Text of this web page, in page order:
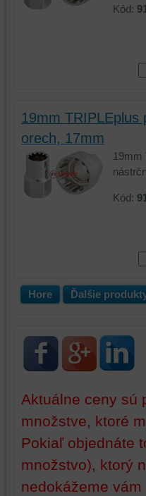
Kód:
19mm TRIPLEplus
orech, 17mm
19mm
Kód:
Hore Ďalšie
Aktuálne ceny sú
množstve, ktoré
Pokiaľ objednáte
množstvo), ktorý
nedokážeme
funkčnosti
váš
vašich
preferencií
bez
toho,
aby
prihlásenia,
používať
zdroje
tretích
widgety